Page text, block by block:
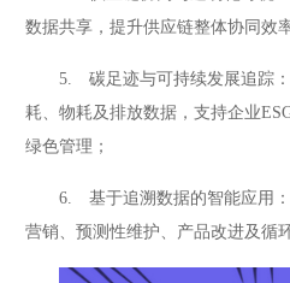
数据共享，提升供应链整体协同效
5. 碳足迹与可持续发展追踪
耗、物耗及排放数据，支持企业
绿色管理；
6. 基于追溯数据的智能应用
营销、预测性维护、产品改进及循